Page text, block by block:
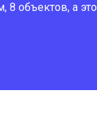
8 объектов, а